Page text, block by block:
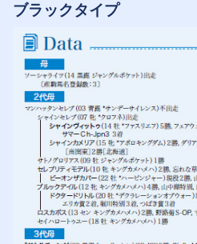
ブラックタイプ